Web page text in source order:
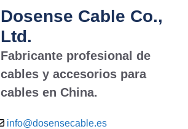
Dosense Cable Co.,
Ltd.
Fabricante profesional de
cables y accesorios para
cables en China.
info@dosensecable.es